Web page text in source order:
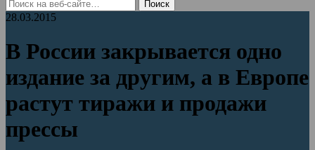
28.03.2015
В России закрывается одно
издание за другим, а в Европе
растут тиражи и продажи
прессы